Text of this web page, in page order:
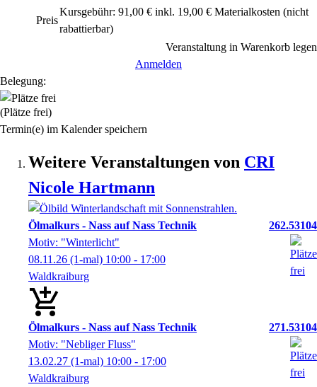
Preis
Kursgebühr: 91,00 € inkl. 19,00 € Materialkosten (nicht
rabattierbar)
Veranstaltung in Warenkorb legen
Anmelden
Belegung:
(Plätze frei)
Termin(e) im Kalender speichern
Weitere Veranstaltungen von CRI
Nicole Hartmann
Ölmalkurs - Nass auf Nass Technik
262.53104
Motiv: "Winterlicht"
08.11.26 (1-mal) 10:00 - 17:00
Waldkraiburg
Ölmalkurs - Nass auf Nass Technik
271.53104
Motiv: "Nebliger Fluss"
13.02.27 (1-mal) 10:00 - 17:00
Waldkraiburg